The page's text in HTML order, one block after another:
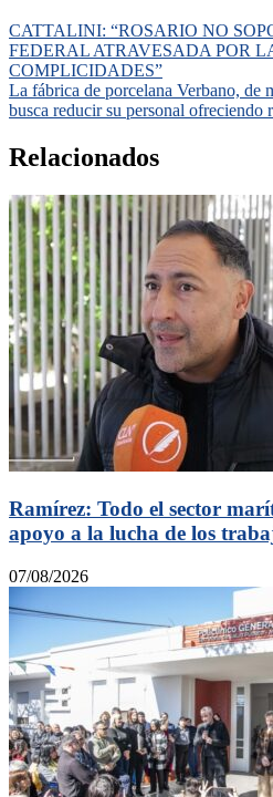
CATTALINI: “ROSARIO NO
FEDERAL ATRAVESADA POR
COMPLICIDADES”
La fábrica de porcelana Verbano, de
busca reducir su personal ofreciendo
Relacionados
Ramírez: Todo el sector
apoyo a la lucha de los
07/08/2026